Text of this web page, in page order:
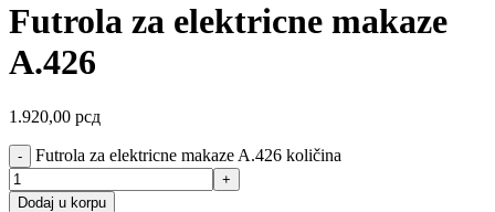
Futrola za elektricne makaze
A.426
1.920,00 рсд
Futrola za elektricne makaze A.426 količina
Dodaj u korpu